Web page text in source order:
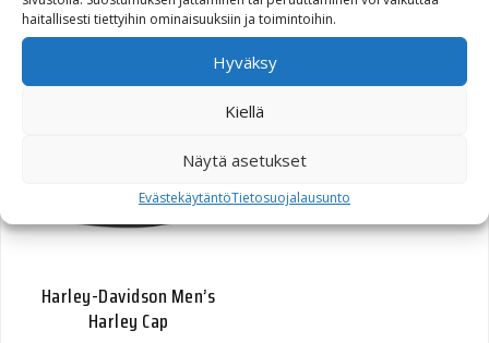
haitallisesti tiettyihin ominaisuuksiin ja toimintoihin.
Hyväksy
Kiellä
Näytä asetukset
EvästekäytäntöTietosuojalausunto
851,39€
Harley-Davidson Men’s
Harley Cap